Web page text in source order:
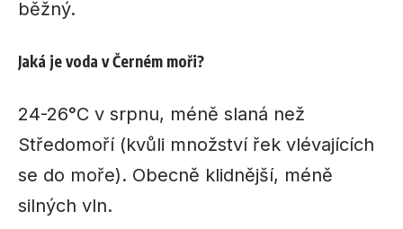
běžný.
Jaká je voda v Černém moři?
24-26°C v srpnu, méně slaná než
Středomoří (kvůli množství řek vlévajících
se do moře). Obecně klidnější, méně
silných vln.